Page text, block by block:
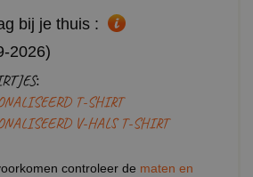
bij je thuis :
2026)
T-SHIRT
V-HALS T-SHIRT
controleer de maten en